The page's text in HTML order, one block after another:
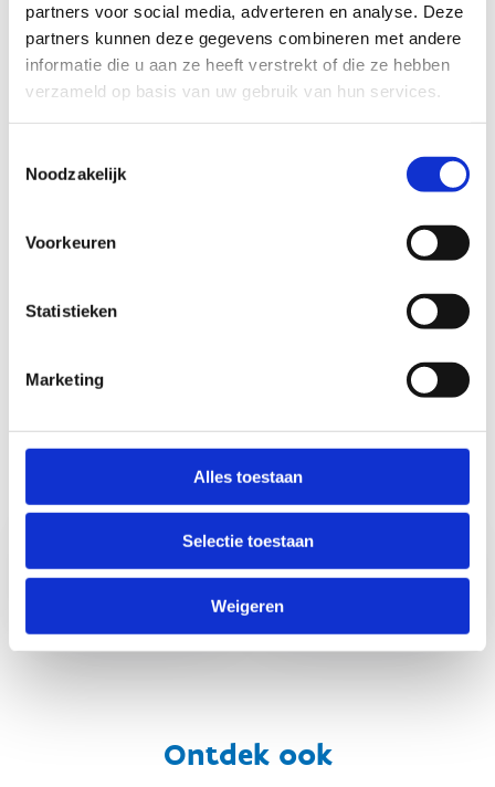
partners voor social media, adverteren en analyse. Deze
partners kunnen deze gegevens combineren met andere
informatie die u aan ze heeft verstrekt of die ze hebben
verzameld op basis van uw gebruik van hun services.
Noodzakelijk
Voorkeuren
Statistieken
Marketing
Alles toestaan
Selectie toestaan
Weigeren
€ 10,70 per persoon
Reserveren op voorhand is verplicht, betalen kan
via Bancontact of cash.
Reserveer nu
kampeerplek
Bekijk onze
Ontdek ook